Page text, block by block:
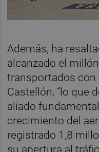
Además, ha
alcanzado el
transportados con
Castellón, “lo que
aliado
crecimiento del
registrado 1,8
su apertura al